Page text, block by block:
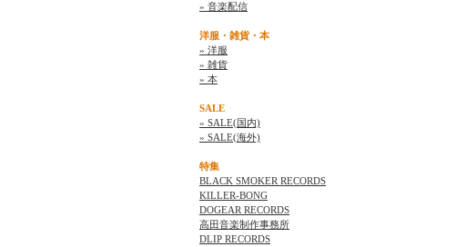
» 音楽配信
洋服・雑貨・本
» 洋服
» 雑貨
» 本
SALE
» SALE(国内)
» SALE(海外)
特集
BLACK SMOKER RECORDS
KILLER-BONG
DOGEAR RECORDS
高田音楽制作事務所
DLIP RECORDS